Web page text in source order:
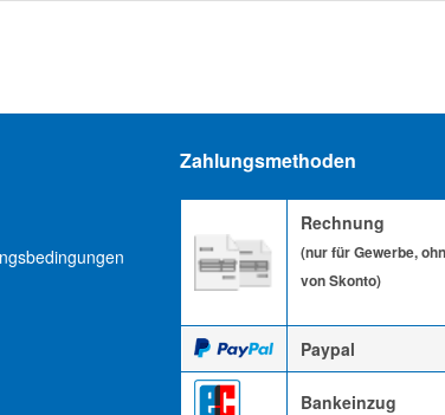
Zahlungsmethoden
Rechnung
(nur für Gewerbe,
von Skonto)
Paypal
Bankeinzug